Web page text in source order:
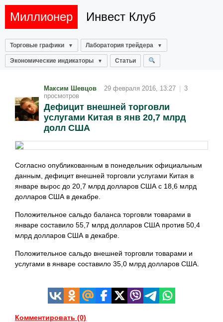
Миллионер Инвест Клуб
Торговые графики Лаборатория трейдера
Экономические индикаторы Статьи
Максим Шевцов 29 февраля 2016, 13:27
3
просмотров
Дефицит внешней торговли
услугами Китая в янв 20,7 млрд
долл США
Согласно опубликованным в понедельник официальным
данным, дефицит внешней торговли услугами Китая в
январе вырос до 20,7 млрд долларов США с 18,6 млрд
долларов США в декабре.
Положительное сальдо баланса торговли товарами в
январе составило 55,7 млрд долларов США против 50,4
млрд долларов США в декабре.
Положительное сальдо внешней торговли товарами и
услугами в январе составило 35,0 млрд долларов США.
Комментировать (0)